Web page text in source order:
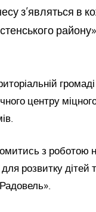
з’являться в
громаді
центру
з роботою
розвитку дітей